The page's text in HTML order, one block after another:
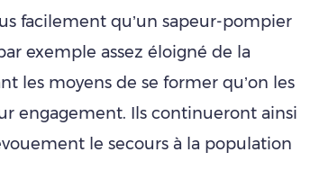
facilement qu’un sapeur-pompier
exemple assez éloigné de la
les moyens de se former qu’on les
engagement. Ils continueront ainsi
le secours à la population